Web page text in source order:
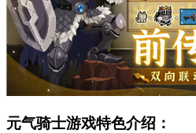
元气骑士游戏特色介绍：